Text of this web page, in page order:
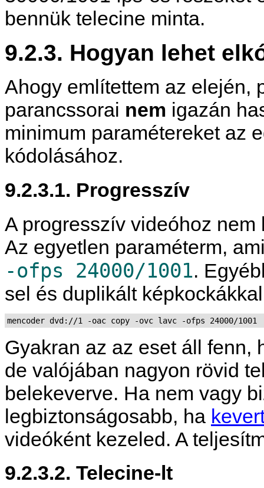
bennük telecine minta.
9.2.3. Hogyan lehet
Ahogy említettem az elején,
parancssorai nem igazán
minimum paramétereket az
kódolásához.
9.2.3.1. Progresszív
A progresszív videóhoz
Az egyetlen paraméterm,
-ofps 24000/1001.
sel és duplikált
mencoder dvd://1 -oac copy -ovc lavc -ofps 24000/1001
Gyakran az az eset áll fenn,
de valójában nagyon rövid
belekeverve. Ha nem vagy
legbiztonságosabb, ha
videóként kezeled. A
9.2.3.2. Telecine-lt